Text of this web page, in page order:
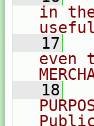
in
   17
even
   18